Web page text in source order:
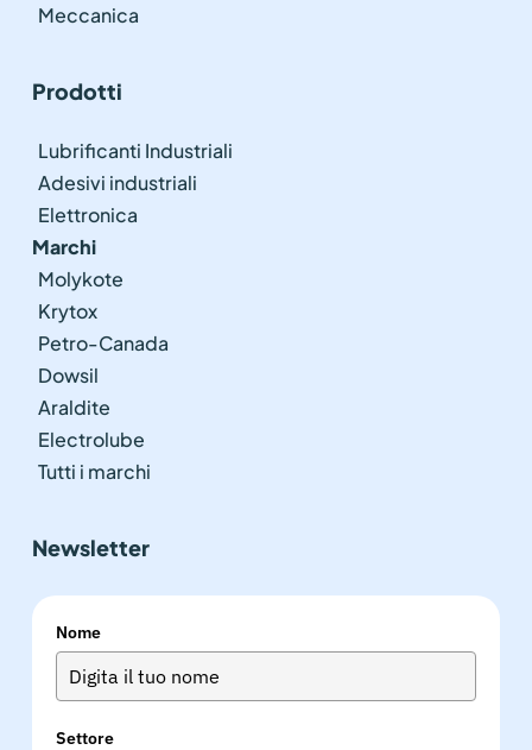
Meccanica
Prodotti
Lubrificanti Industriali
Adesivi industriali
Elettronica
Marchi
Molykote
Krytox
Petro-Canada
Dowsil
Araldite
Electrolube
Tutti i marchi
Newsletter
Nome
Settore